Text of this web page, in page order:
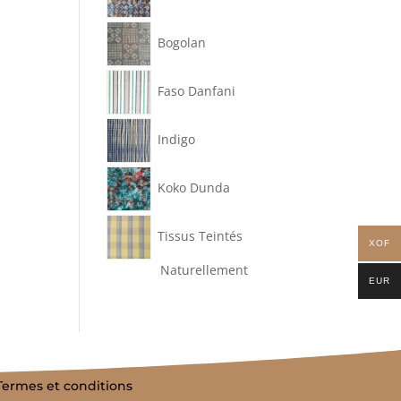
Bogolan
Faso Danfani
Indigo
Koko Dunda
Tissus Teintés
Naturellement
et conditions
XOF
EUR